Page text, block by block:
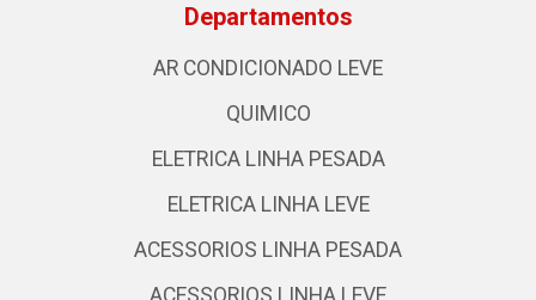
Departamentos
AR CONDICIONADO LEVE
QUIMICO
ELETRICA LINHA PESADA
ELETRICA LINHA LEVE
ACESSORIOS LINHA PESADA
ACESSORIOS LINHA LEVE